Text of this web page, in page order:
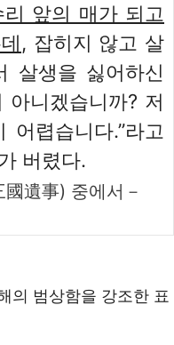
리 앞의 매가 되고
, 잡히지 않고 살
살생을 싫어하신
니겠습니까? 저
어렵습니다.”라고
버렸다.
遺事) 중에서－
범상함을 강조한 표